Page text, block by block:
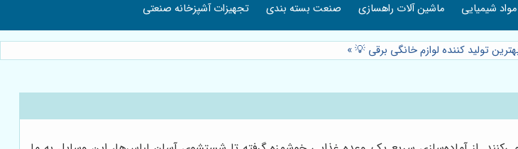
مواد شیمیایی ماشین آلات راهسازی صنعت بسته بندی تجهیزات آشپزخانه صنعتی
تولید کننده لوازم خانگی برقی 💡»